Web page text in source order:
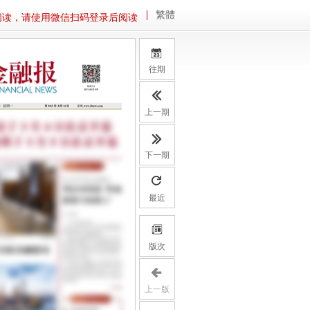
，请使用微信扫码登录后阅读 繁體
往期
上一期
下一期
最近
版次
上一版